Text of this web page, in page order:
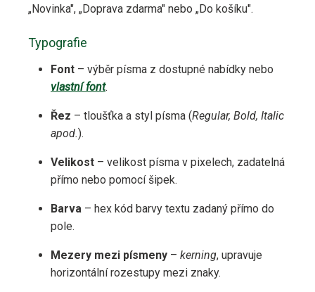
„Novinka", „Doprava zdarma" nebo „Do košíku".
Typografie
Font – výběr písma z dostupné nabídky nebo
vlastní font.
Řez – tloušťka a styl písma (Regular, Bold, Italic
apod.).
Velikost – velikost písma v pixelech, zadatelná
přímo nebo pomocí šipek.
Barva – hex kód barvy textu zadaný přímo do
pole.
Mezery mezi písmeny – kerning, upravuje
horizontální rozestupy mezi znaky.